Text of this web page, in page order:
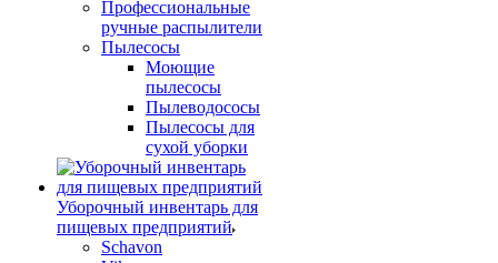
Профессиональные
ручные распылители
Пылесосы
Моющие
пылесосы
Пылеводососы
Пылесосы для
сухой уборки
Уборочный инвентарь для
пищевых предприятий
Schavon